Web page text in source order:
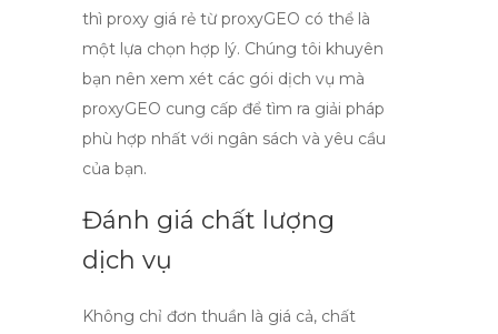
thì proxy giá rẻ từ proxyGEO có thể là
một lựa chọn hợp lý. Chúng tôi khuyên
bạn nên xem xét các gói dịch vụ mà
proxyGEO cung cấp để tìm ra giải pháp
phù hợp nhất với ngân sách và yêu cầu
của bạn.
Đánh giá chất lượng
dịch vụ
Không chỉ đơn thuần là giá cả, chất